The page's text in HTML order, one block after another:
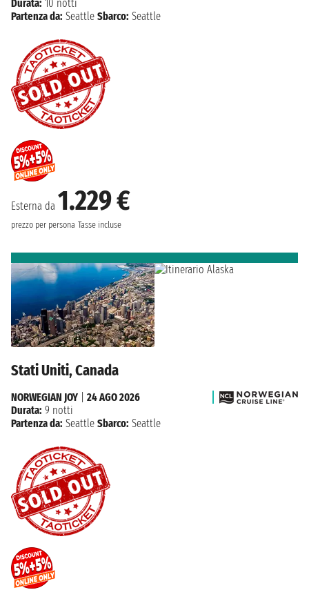
Esterna da 1.229 €
prezzo per persona Tasse incluse
Durata: 10 notti
Partenza da: Seattle Sbarco: Seattle
Stati Uniti, Canada
NORWEGIAN JOY
24 AGO 2026
Durata: 9 notti
Partenza da: Seattle Sbarco: Seattle